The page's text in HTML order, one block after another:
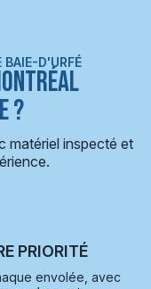
BAIE-D'URFÉ
?
matériel inspecté et
PRIORITÉ
envolée, avec